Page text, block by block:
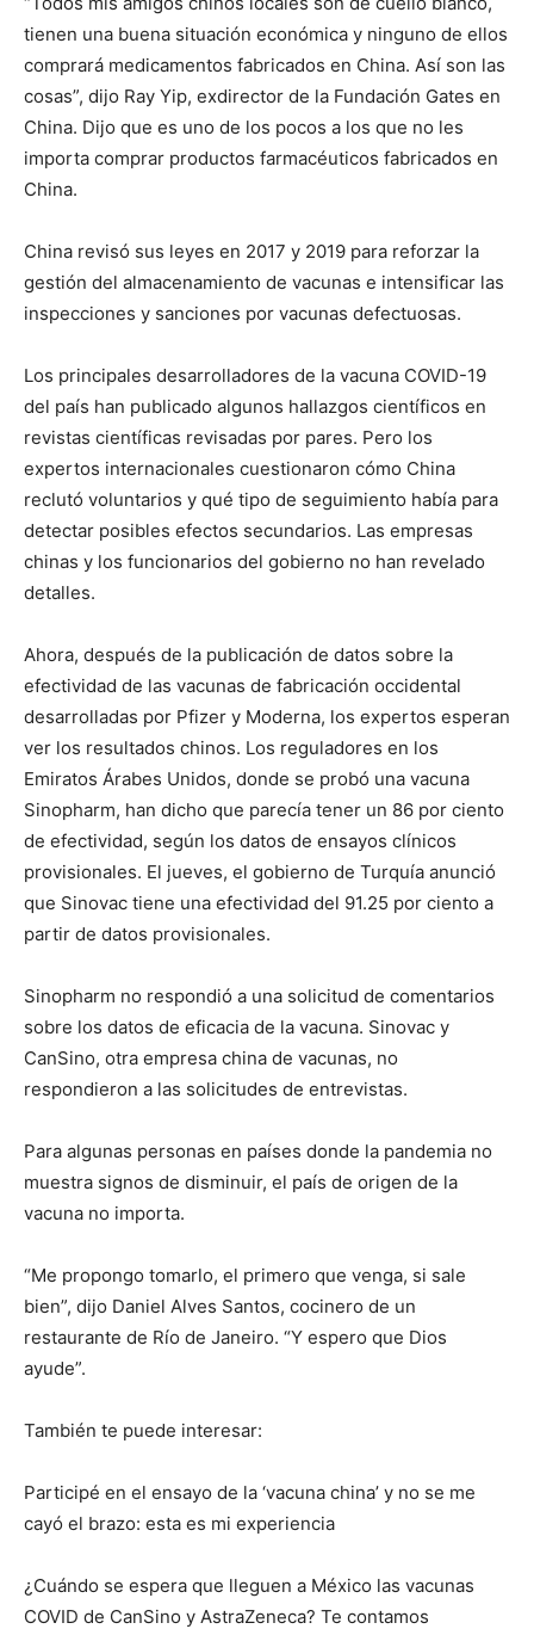
tienen una buena situación económica y ninguno de ellos
comprará medicamentos fabricados en China. Así son las
cosas”, dijo Ray Yip, exdirector de la Fundación Gates en
China. Dijo que es uno de los pocos a los que no les
importa comprar productos farmacéuticos fabricados en
China.
China revisó sus leyes en 2017 y 2019 para reforzar la
gestión del almacenamiento de vacunas e intensificar las
inspecciones y sanciones por vacunas defectuosas.
Los principales desarrolladores de la vacuna COVID-19
del país han publicado algunos hallazgos científicos en
revistas científicas revisadas por pares. Pero los
expertos internacionales cuestionaron cómo China
reclutó voluntarios y qué tipo de seguimiento había para
detectar posibles efectos secundarios. Las empresas
chinas y los funcionarios del gobierno no han revelado
detalles.
Ahora, después de la publicación de datos sobre la
efectividad de las vacunas de fabricación occidental
desarrolladas por Pfizer y Moderna, los expertos esperan
ver los resultados chinos. Los reguladores en los
Emiratos Árabes Unidos, donde se probó una vacuna
Sinopharm, han dicho que parecía tener un 86 por ciento
de efectividad, según los datos de ensayos clínicos
provisionales. El jueves, el gobierno de Turquía anunció
que Sinovac tiene una efectividad del 91.25 por ciento a
partir de datos provisionales.
Sinopharm no respondió a una solicitud de comentarios
sobre los datos de eficacia de la vacuna. Sinovac y
CanSino, otra empresa china de vacunas, no
respondieron a las solicitudes de entrevistas.
Para algunas personas en países donde la pandemia no
muestra signos de disminuir, el país de origen de la
vacuna no importa.
“Me propongo tomarlo, el primero que venga, si sale
bien”, dijo Daniel Alves Santos, cocinero de un
restaurante de Río de Janeiro. “Y espero que Dios
ayude”.
También te puede interesar:
Participé en el ensayo de la ‘vacuna china’ y no se me
cayó el brazo: esta es mi experiencia
¿Cuándo se espera que lleguen a México las vacunas
COVID de CanSino y AstraZeneca? Te contamos